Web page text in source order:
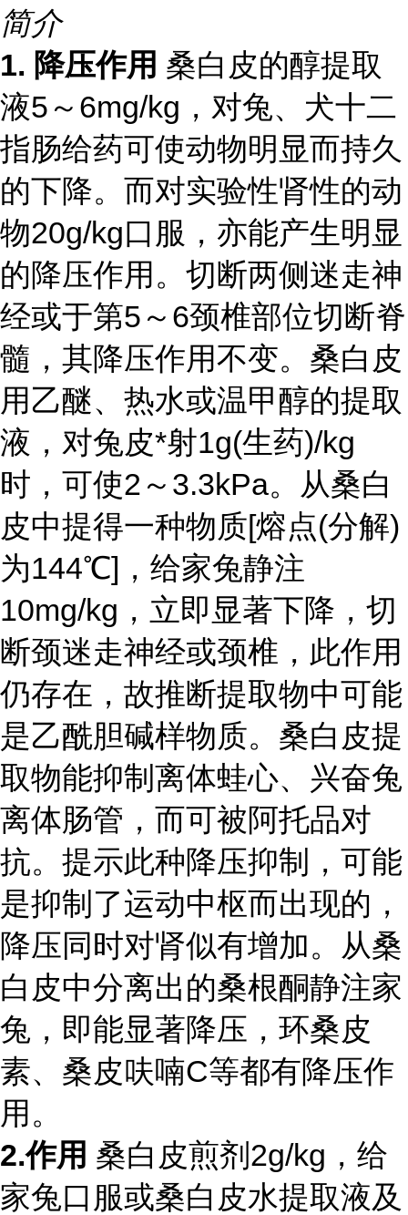
简介
1. 降压作用 桑白皮的醇提取
液5～6mg/kg，对兔、犬十二
指肠给药可使动物明显而持久
的下降。而对实验性肾性的动
物20g/kg口服，亦能产生明显
的降压作用。切断两侧迷走神
经或于第5～6颈椎部位切断脊
髓，其降压作用不变。桑白皮
用乙醚、热水或温甲醇的提取
液，对兔皮*射1g(生药)/kg
时，可使2～3.3kPa。从桑白
皮中提得一种物质[熔点(分解)
为144℃]，给家兔静注
10mg/kg，立即显著下降，切
断颈迷走神经或颈椎，此作用
仍存在，故推断提取物中可能
是乙酰胆碱样物质。桑白皮提
取物能抑制离体蛙心、兴奋兔
离体肠管，而可被阿托品对
抗。提示此种降压抑制，可能
是抑制了运动中枢而出现的，
降压同时对肾似有增加。从桑
白皮中分离出的桑根酮静注家
兔，即能显著降压，环桑皮
素、桑皮呋喃C等都有降压作
用。
2.作用 桑白皮煎剂2g/kg，给
家兔口服或桑白皮水提取液及